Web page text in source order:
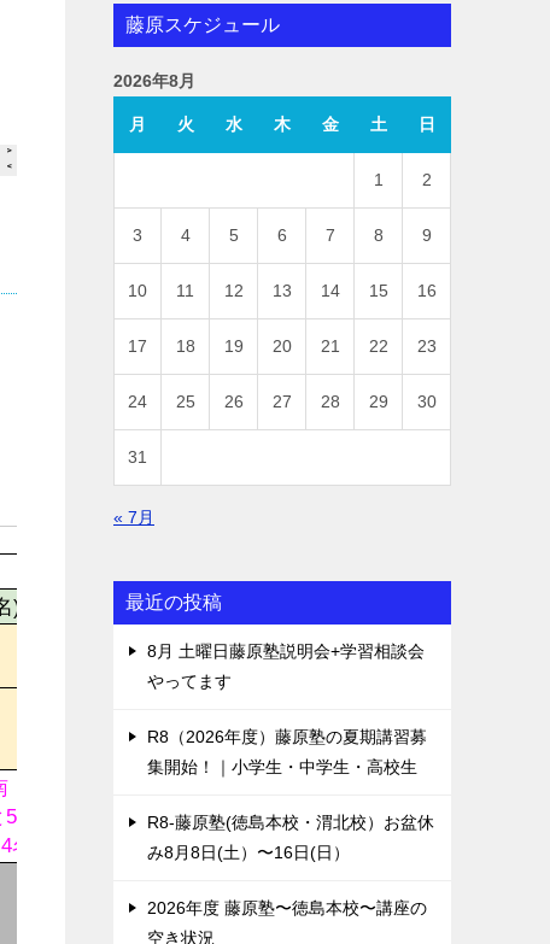
藤原スケジュール
2026年8月
月 火 水 木 金 土 日
1 2
3 4 5 6 7 8 9
10 11 12 13 14 15 16
17 18 19 20 21 22 23
24 25 26 27 28 29 30
31
« 7月
最近の投稿
8月 土曜日藤原塾説明会+学習相談会
やってます
R8（2026年度）藤原塾の夏期講習募
集開始！｜小学生・中学生・高校生
R8-藤原塾(徳島本校・渭北校）お盆休
み8月8日(土）〜16日(日）
2026年度 藤原塾〜徳島本校〜講座の
空き状況